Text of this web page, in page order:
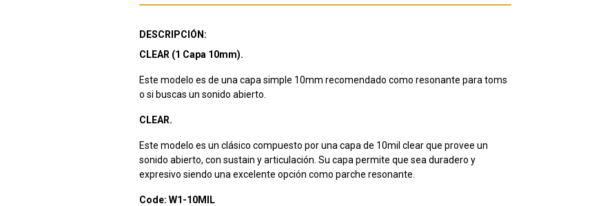
DESCRIPCIÓN:
CLEAR (1 Capa 10mm).
Este modelo es de una capa simple 10mm recomendado como resonante para toms
o si buscas un sonido abierto.
CLEAR.
Este modelo es un clásico compuesto por una capa de 10mil clear que provee un
sonido abierto, con sustain y articulación. Su capa permite que sea duradero y
expresivo siendo una excelente opción como parche resonante.
Code: W1-10MIL